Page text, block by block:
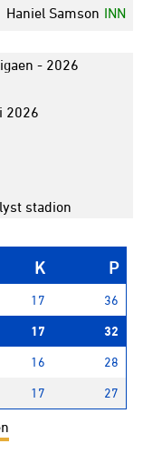
INN
Haniel Samson
- 2026
2026
stadion
K P
17
36
17
32
16
28
17 27